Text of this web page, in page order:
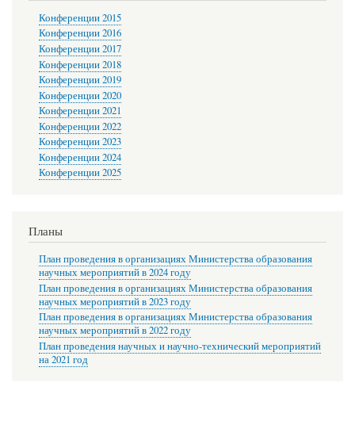
Конференции 2015
Конференции 2016
Конференции 2017
Конференции 2018
Конференции 2019
Конференции 2020
Конференции 2021
Конференции 2022
Конференции 2023
Конференции 2024
Конференции 2025
Планы
План проведения в организациях Министерства образования
научных мероприятий в 2024 году
План проведения в организациях Министерства образования
научных мероприятий в 2023 году
План проведения в организациях Министерства образования
научных мероприятий в 2022 году
План проведения научных и научно-технический мероприятий
на 2021 год